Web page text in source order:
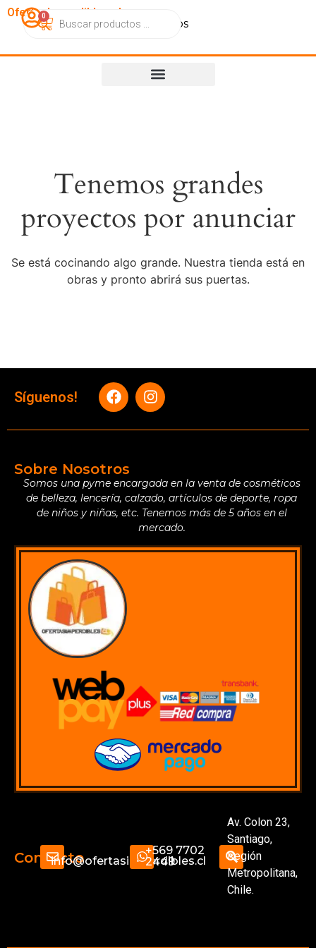
OfertasImperdibles.cl
CatálogoContactoNosotros
0
Tenemos grandes
proyectos por anunciar
Se está cocinando algo grande. Nuestra tienda está en
obras y pronto abrirá sus puertas.
Síguenos!
Sobre Nosotros
Somos una pyme encargada en la venta de cosméticos
de belleza, lencería, calzado, artículos de deporte, ropa
de niños y niñas, etc. Tenemos más de 5 años en el
mercado.
Contactoinfo@ofertasimperdibles.cl
+569 7702
2449
Av. Colon 23,
Santiago,
Región
Metropolitana,
Chile.